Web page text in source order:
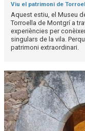
Viu el patrimoni de
Aquest estiu, el Museu
Torroella de Montgrí a
experiències per
singulars de la vila.
patrimoni extraordinari.